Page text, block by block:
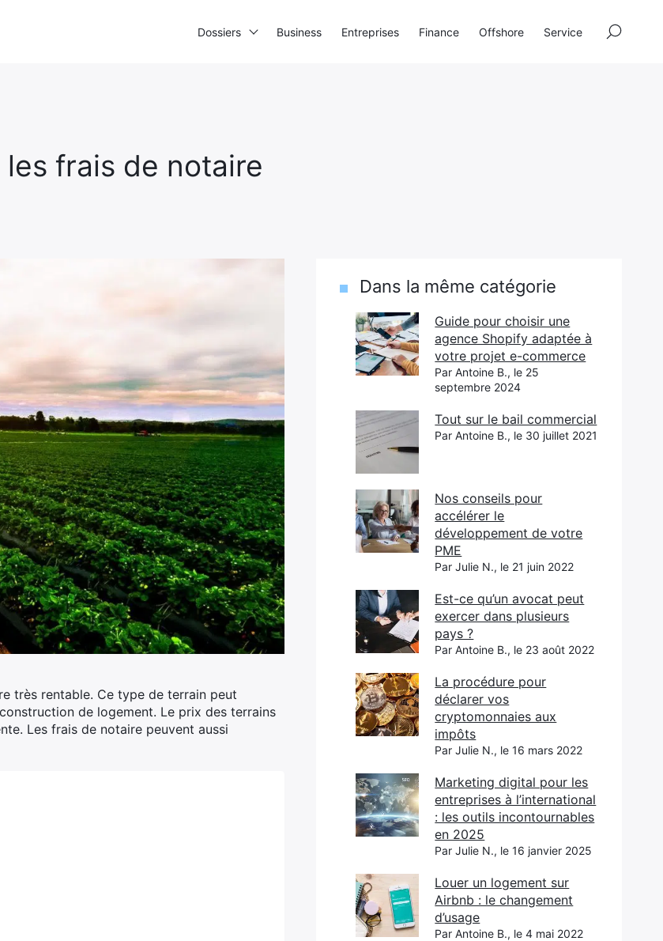
frais de notaire
très rentable. Ce type de terrain peut
de logement. Le prix des terrains
Les frais de notaire peuvent aussi
Dans la même catégorie
Guide pour choisir une
agence Shopify adaptée à
votre projet e-commerce
Par Antoine B., le 25
septembre 2024
Tout sur le bail commercial
Par Antoine B., le 30 juillet 2021
Nos conseils pour
accélérer le
développement de votre
PME
Par Julie N., le 21 juin 2022
Est-ce qu’un avocat peut
exercer dans plusieurs
pays ?
Par Antoine B., le 23 août 2022
La procédure pour
déclarer vos
cryptomonnaies aux
impôts
Par Julie N., le 16 mars 2022
Marketing digital pour les
entreprises à l’international
: les outils incontournables
en 2025
Par Julie N., le 16 janvier 2025
Louer un logement sur
Airbnb : le changement
d’usage
Par Antoine B., le 4 mai 2022
Dossiers Business Entreprises Finance Offshore Service